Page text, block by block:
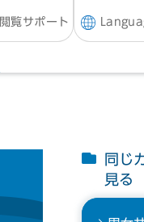
閲覧サポート
同じ
見る